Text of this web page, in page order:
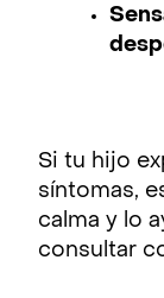
Si tu hijo
síntomas,
calma y lo
consultar